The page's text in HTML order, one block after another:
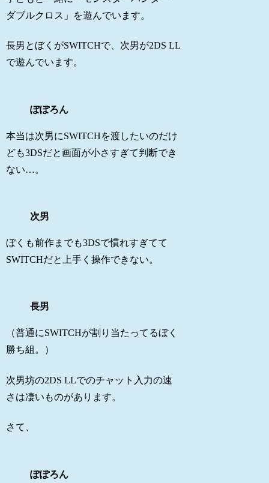
ダブルクロス」を遊んでいます。
長男とぼくがSWITCHで、次男が2DS LL
で遊んでいます。
ぽぽろん
本当は次男にSWITCHを渡したいのだけ
ども3DSだと画面が小さすぎて判断でき
ない…。
次男
ぼくも前作までも3DSで慣れすぎてて
SWITCHだと上手く操作できない。
長男
（普通にSWITCHが割り当たってるぼく
勝ち組。）
次男坊の2DS LLでのチャット入力の速
さは凄いものがあります。
さて、
ぽぽろん